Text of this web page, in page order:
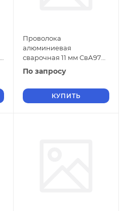
Проволока
алюминиевая
сварочная 11 мм СвА97
ГОСТ 7871-2019
По запросу
КУПИТЬ